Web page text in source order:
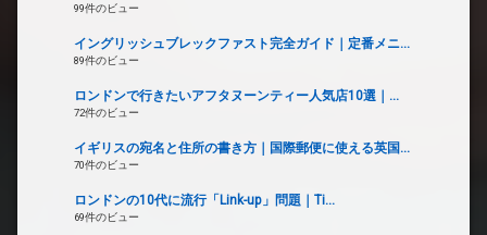
99件のビュー
イングリッシュブレックファスト完全ガイド｜定番メニ...
89件のビュー
ロンドンで行きたいアフタヌーンティー人気店10選｜...
72件のビュー
イギリスの宛名と住所の書き方｜国際郵便に使える英国...
70件のビュー
ロンドンの10代に流行「Link-up」問題｜Ti...
69件のビュー